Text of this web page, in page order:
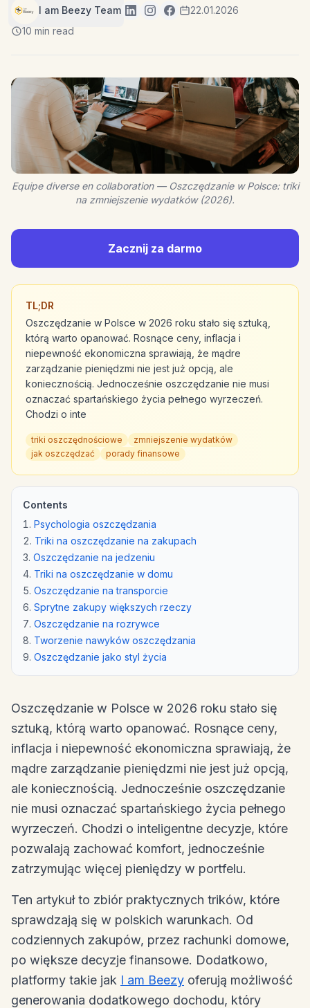
I am Beezy Team
22.01.2026
10 min read
Equipe diverse en collaboration — Oszczędzanie w Polsce: triki
na zmniejszenie wydatków (2026).
Zacznij za darmo
TL;DR
Oszczędzanie w Polsce w 2026 roku stało się sztuką,
którą warto opanować. Rosnące ceny, inflacja i
niepewność ekonomiczna sprawiają, że mądre
zarządzanie pieniędzmi nie jest już opcją, ale
koniecznością. Jednocześnie oszczędzanie nie musi
oznaczać spartańskiego życia pełnego wyrzeczeń.
Chodzi o inte
triki oszczędnościowe
zmniejszenie wydatków
jak oszczędzać
porady finansowe
Contents
Psychologia oszczędzania
Triki na oszczędzanie na zakupach
Oszczędzanie na jedzeniu
Triki na oszczędzanie w domu
Oszczędzanie na transporcie
Sprytne zakupy większych rzeczy
Oszczędzanie na rozrywce
Tworzenie nawyków oszczędzania
Oszczędzanie jako styl życia
Oszczędzanie w Polsce w 2026 roku stało się
sztuką, którą warto opanować. Rosnące ceny,
inflacja i niepewność ekonomiczna sprawiają, że
mądre zarządzanie pieniędzmi nie jest już opcją,
ale koniecznością. Jednocześnie oszczędzanie
nie musi oznaczać spartańskiego życia pełnego
wyrzeczeń. Chodzi o inteligentne decyzje, które
pozwalają zachować komfort, jednocześnie
zatrzymując więcej pieniędzy w portfelu.
Ten artykuł to zbiór praktycznych trików, które
sprawdzają się w polskich warunkach. Od
codziennych zakupów, przez rachunki domowe,
po większe decyzje finansowe. Dodatkowo,
platformy takie jak I am Beezy oferują możliwość
generowania dodatkowego dochodu, który